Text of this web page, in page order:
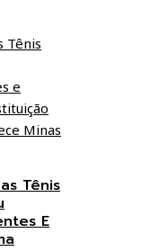
Tênis
E